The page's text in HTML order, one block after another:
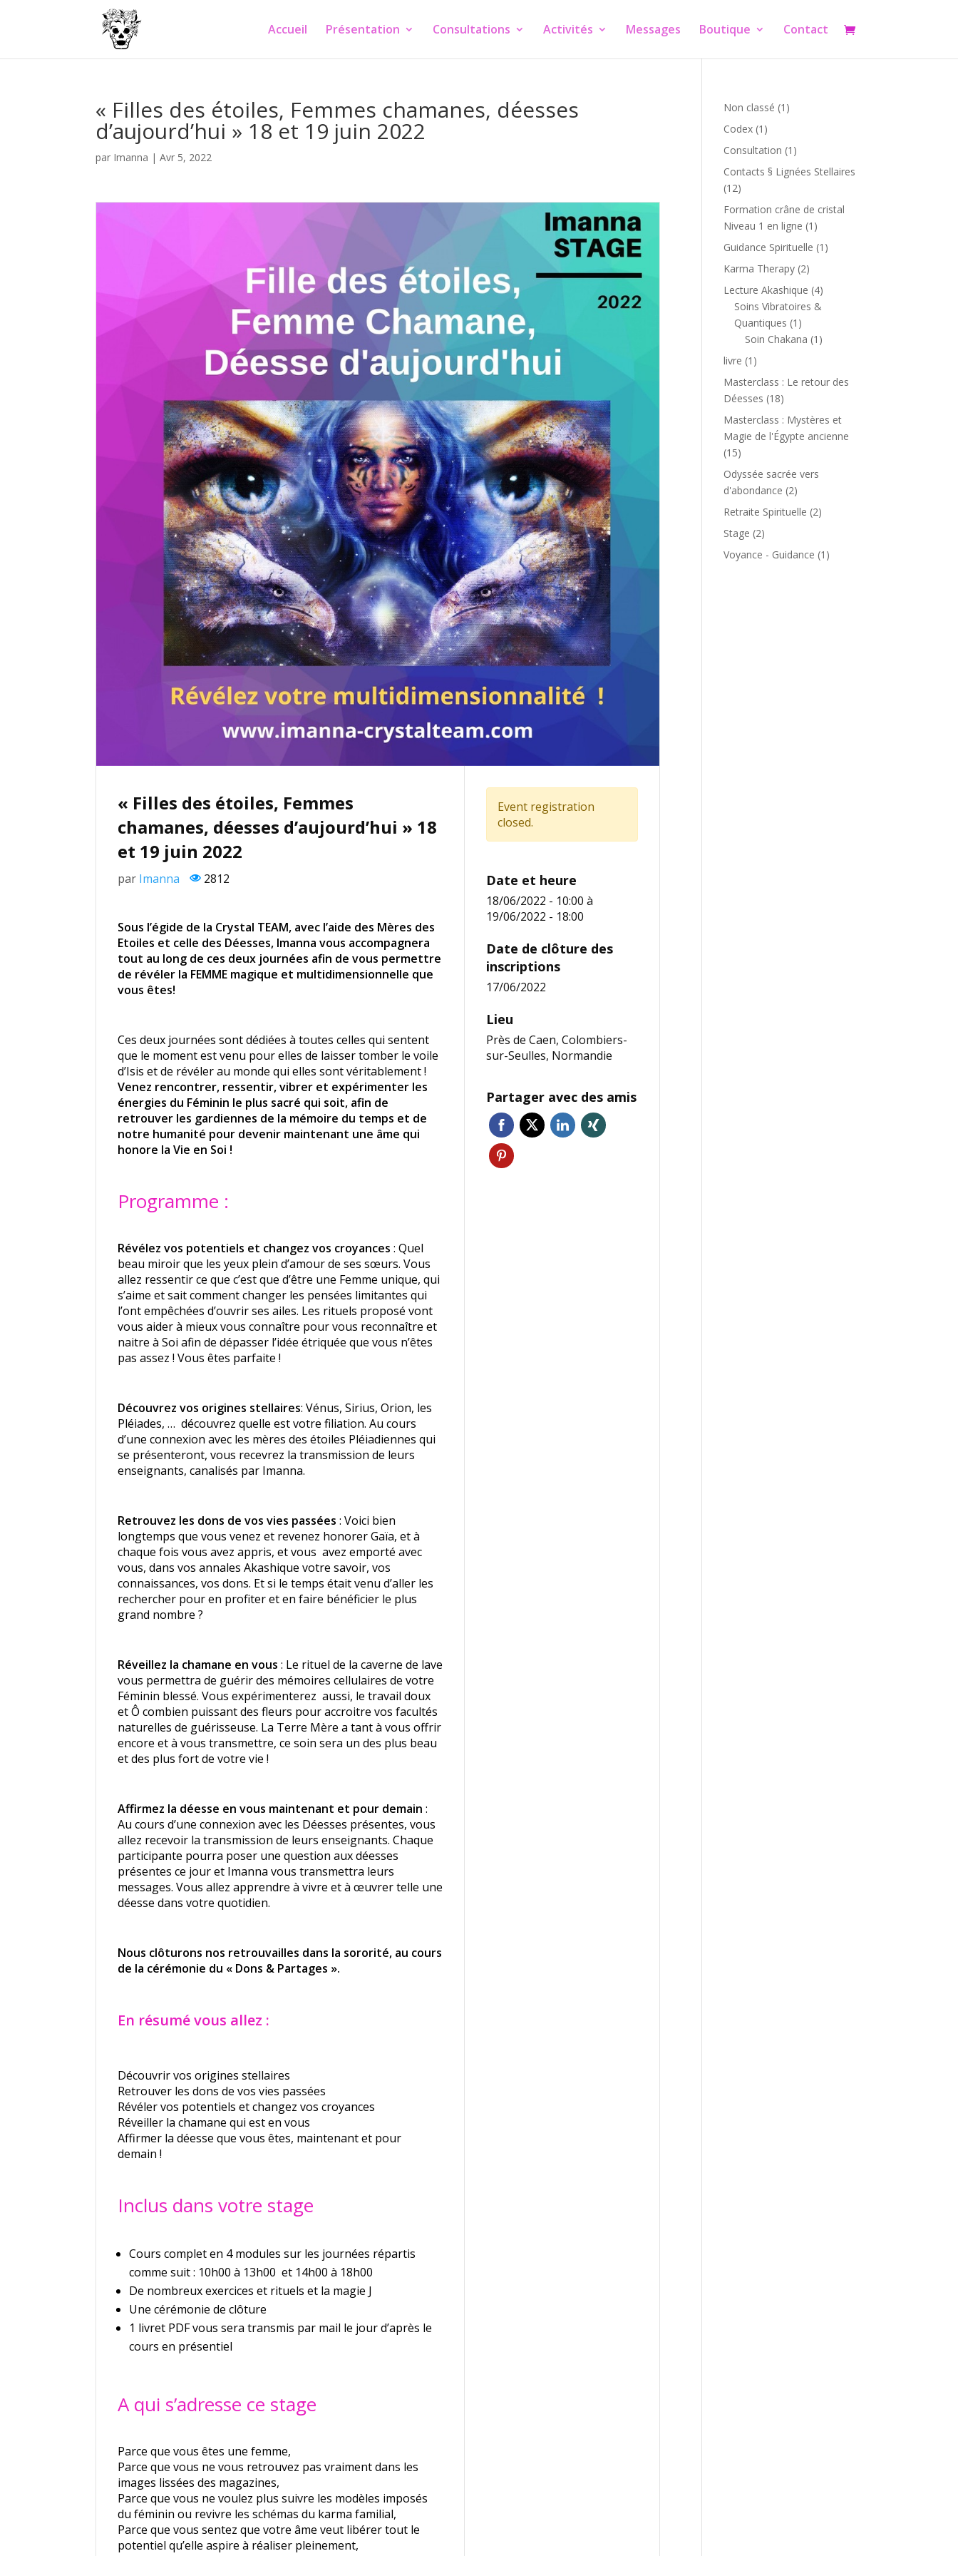
Accueil Présentation Consultations Activités Messages Boutique Contact
« Filles des étoiles, Femmes chamanes, déesses
d’aujourd’hui » 18 et 19 juin 2022
par Imanna |Avr 5, 2022
« Filles des étoiles, Femmes
chamanes, déesses d’aujourd’hui » 18
et 19 juin 2022
par Imanna 2812
Sous l’égide de la Crystal TEAM, avec l’aide des Mères des
Etoiles et celle des Déesses, Imanna vous accompagnera
tout au long de ces deux journées afin de vous permettre
de révéler la FEMME magique et multidimensionnelle que
vous êtes!
Ces deux journées sont dédiées à toutes celles qui sentent
que le moment est venu pour elles de laisser tomber le voile
d’Isis et de révéler au monde qui elles sont véritablement !
Venez rencontrer, ressentir, vibrer et expérimenter les
énergies du Féminin le plus sacré qui soit, afin de
retrouver les gardiennes de la mémoire du temps et de
notre humanité pour devenir maintenant une âme qui
honore la Vie en Soi !
Programme :
Révélez vos potentiels et changez vos croyances : Quel
beau miroir que les yeux plein d’amour de ses sœurs. Vous
allez ressentir ce que c’est que d’être une Femme unique, qui
s’aime et sait comment changer les pensées limitantes qui
l’ont empêchées d’ouvrir ses ailes. Les rituels proposé vont
vous aider à mieux vous connaître pour vous reconnaître et
naitre à Soi afin de dépasser l’idée étriquée que vous n’êtes
pas assez ! Vous êtes parfaite !
Découvrez vos origines stellaires: Vénus, Sirius, Orion, les
Pléiades, … découvrez quelle est votre filiation. Au cours
d’une connexion avec les mères des étoiles Pléiadiennes qui
se présenteront, vous recevrez la transmission de leurs
enseignants, canalisés par Imanna.
Retrouvez les dons de vos vies passées: Voici bien
longtemps que vous venez et revenez honorer Gaïa, et à
chaque fois vous avez appris, et vous avez emporté avec
vous, dans vos annales Akashique votre savoir, vos
connaissances, vos dons. Et si le temps était venu d’aller les
rechercher pour en profiter et en faire bénéficier le plus
grand nombre ?
Réveillez la chamane en vous: Le rituel de la caverne de lave
vous permettra de guérir des mémoires cellulaires de votre
Féminin blessé. Vous expérimenterez aussi, le travail doux
et Ô combien puissant des fleurs pour accroitre vos facultés
naturelles de guérisseuse. La Terre Mère a tant à vous offrir
encore et à vous transmettre, ce soin sera un des plus beau
et des plus fort de votre vie !
Affirmez la déesse en vous maintenant et pour demain :
Au cours d’une connexion avec les Déesses présentes, vous
allez recevoir la transmission de leurs enseignants. Chaque
participante pourra poser une question aux déesses
présentes ce jour et Imanna vous transmettra leurs
messages. Vous allez apprendre à vivre et à œuvrer telle une
déesse dans votre quotidien.
Nous clôturons nos retrouvailles dans la sororité, au cours
de la cérémonie du « Dons & Partages ».
En résumé vous allez :
Découvrir vos origines stellaires
Retrouver les dons de vos vies passées
Révéler vos potentiels et changez vos croyances
Réveiller la chamane qui est en vous
Affirmer la déesse que vous êtes, maintenant et pour
demain !
Inclus dans votre stage
Cours complet en 4 modules sur les journées répartis
comme suit : 10h00 à 13h00 et 14h00 à 18h00
De nombreux exercices et rituels et la magie J
Une cérémonie de clôture
1 livret PDF vous sera transmis par mail le jour d’après le
cours en présentiel
A qui s’adresse ce stage
Parce que vous êtes une femme,
Parce que vous ne vous retrouvez pas vraiment dans les
images lissées des magazines,
Parce que vous ne voulez plus suivre les modèles imposés
du féminin ou revivre les schémas du karma familial,
Parce que vous sentez que votre âme veut libérer tout le
potentiel qu’elle aspire à réaliser pleinement,
Event registration
closed.
Date et heure
18/06/2022 - 10:00 à
19/06/2022 - 18:00
Date de clôture des
inscriptions
17/06/2022
Lieu
Près de Caen, Colombiers-
sur-Seulles, Normandie
Partager avec des amis
Non classé 1 1
Codex 1 1
produit
Consultation 1 1
produit
Contacts § Lignées Stellaires
1212
produits
Formation crâne de cristal
Niveau 1 en ligne 1 1
produit
Guidance Spirituelle 1 1
Karma Therapy 22
produits
Lecture Akashique 44
produits
Soins Vibratoires &
Quantiques 1 1
produit
Soin Chakana 1 1
livre 1 1
produit
Masterclass : Le retour des
Déesses 1818
produits
Masterclass : Mystères et
Magie de l'Égypte ancienne
1515
produits
Odyssée sacrée vers
d'abondance 22
produits
Retraite Spirituelle 22
Stage 22
produits
Voyance - Guidance 1 1